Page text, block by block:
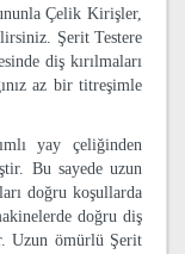
Çelik Kirişler,
Şerit Testere
diş kırılmaları
az bir titreşimle
yay çeliğinden
Bu sayede uzun
doğru koşullarda
doğru diş
Uzun ömürlü Şerit